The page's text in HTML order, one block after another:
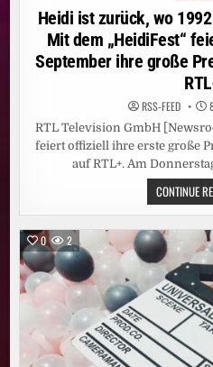
in
Heidi ist zurück, wo
Mit dem „HeidiFest“
September ihre große
RSS-FEED
RTL Television GmbH
feiert offiziell ihre erste große
auf RTL+. Am
CONTINUE
0 2